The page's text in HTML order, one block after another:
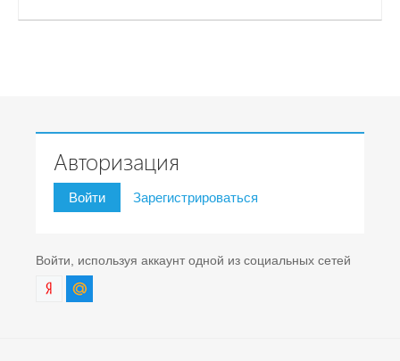
Авторизация
Войти Зарегистрироваться
Войти, используя аккаунт одной из социальных сетей